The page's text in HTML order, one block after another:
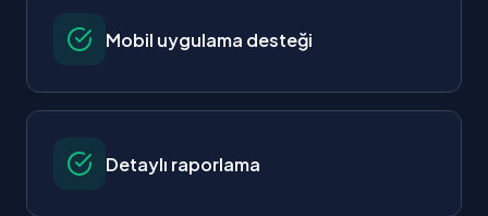
Mobil uygulama desteği
Detaylı raporlama